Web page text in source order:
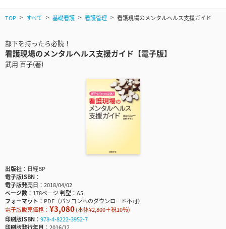
TOP すべて 基礎看護 看護管理 看護現場のメンタルヘルス支援ガイド
部下を持ったら必読！
看護現場のメンタルヘルス支援ガイド【電子版】
武用 百子(著)
出版社
日経BP
電子版ISBN
電子版発売日
2018/04/02
ページ数
178ページ判型
A5
フォーマット
PDF（パソコンへのダウンロード不可）
電子版販売価格： ¥3,080(本体¥2,800＋税10％)
印刷版ISBN
978-4-8222-3952-7
印刷版発行年月
2016/12